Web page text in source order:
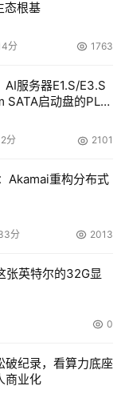
态根基
分 1763
服务器E1.S/E3.S
SATA启动盘的PLP
分 2101
Akamai重构分布式
分 2013
张英特尔的32G显
0
破纪录，看算力底座
商业化